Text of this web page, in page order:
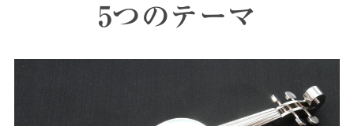
5つのテーマ